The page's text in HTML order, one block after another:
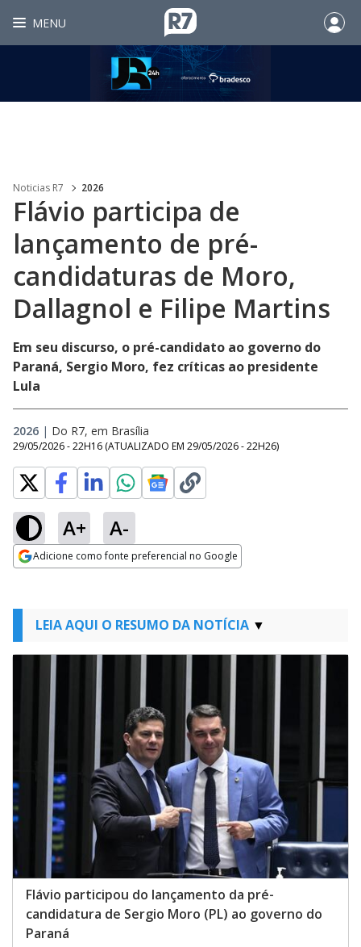
MENU
Noticias R7 2026
Flávio participa de
lançamento de pré-
candidaturas de Moro,
Dallagnol e Filipe Martins
Em seu discurso, o pré-candidato ao governo do
Paraná, Sergio Moro, fez críticas ao presidente
Lula
2026 | Do R7, em Brasília
29/05/2026 - 22H16 (ATUALIZADO EM 29/05/2026 - 22H26)
A+ A-
Adicione como fonte preferencial no Google
LEIA AQUI O RESUMO DA NOTÍCIA
Flávio participou do lançamento da pré-
candidatura de Sergio Moro (PL) ao governo do
Paraná